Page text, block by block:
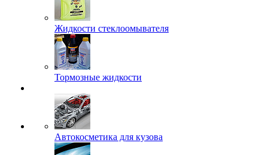
Жидкости стеклоомывателя
Тормозные жидкости
Автокосметика для кузова